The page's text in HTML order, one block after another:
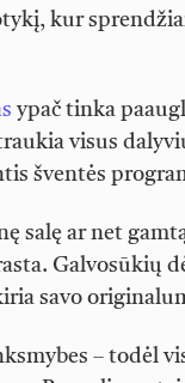
kur
ypač tinka
visus
šventės
salę ar net
Galvosūkių
savo
– todėl